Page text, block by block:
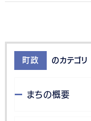
町政 のカテゴリ
まちの概要